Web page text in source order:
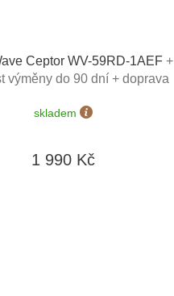
Ceptor WV-59RD-1AEF +
výměny do 90 dní + doprava
skladem
1 990 Kč